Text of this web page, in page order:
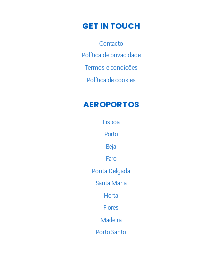
GET IN TOUCH
Contacto
Política de privacidade
Termos e condições
Política de cookies
AEROPORTOS
Lisboa
Porto
Beja
Faro
Ponta Delgada
Santa Maria
Horta
Flores
Madeira
Porto Santo